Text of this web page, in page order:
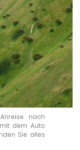
nach
dem Auto
Sie alles